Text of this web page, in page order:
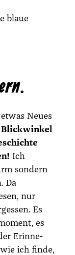
blaue
Neu­es
Blick­win­kel
Ich
son­dern
Da
nur
Es
es
Erin­ne­
ich fin­de,